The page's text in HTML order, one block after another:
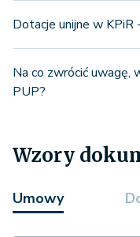
Dotacje unijne w KPiR
Na co zwrócić uwagę,
PUP?
Wzory
Umowy